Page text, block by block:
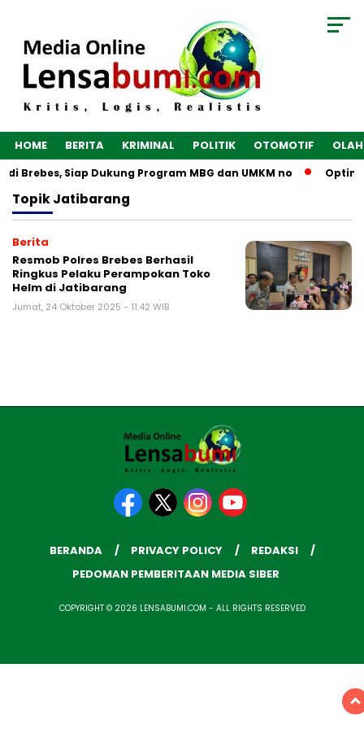
HOME BERITA KRIMINAL POLITIK OTOMOTIF
Brebes, Siap Dukung Program MBG dan UMKM no
TopikJatibarang
Berita
Resmob Polres Brebes Berhasil
Ringkus Pelaku Perampokan Toko
Helm di Jatibarang
Jumat, 24 Oktober 2025 - 11:42 WIB
BERANDA PRIVACY POLICY
REDAKSI
PEDOMAN PEMBERITAAN MEDIA SIBER
COPYRIGHT © 2026 LENSABUMI.COM - ALL RIGHTS RESERVED